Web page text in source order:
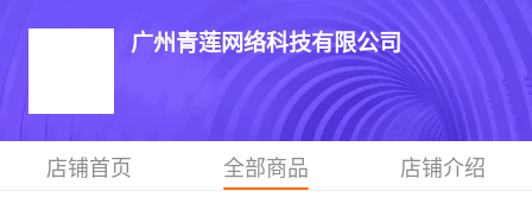
广州青莲网络科技有限公司
店铺首页 全部商品 店铺介绍